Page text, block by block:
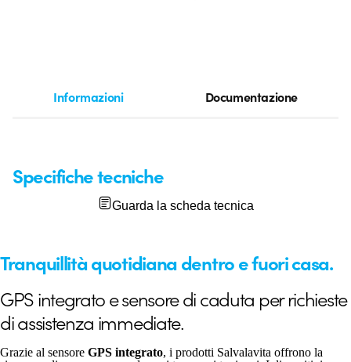
Informazioni Documentazione
Specifiche tecniche
Guarda la scheda tecnica
Tranquillità quotidiana dentro e fuori casa.
GPS integrato e sensore di caduta per richieste
di assistenza immediate.
Grazie al sensore GPS integrato, i prodotti Salvalavita offrono la